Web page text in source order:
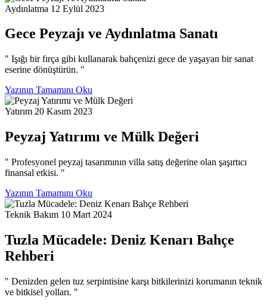
Aydınlatma 12 Eylül 2023
Gece Peyzajı ve Aydınlatma Sanatı
" Işığı bir fırça gibi kullanarak bahçenizi gece de yaşayan bir sanat
eserine dönüştürün. "
Yazının Tamamını Oku
Yatırım 20 Kasım 2023
Peyzaj Yatırımı ve Mülk Değeri
" Profesyonel peyzaj tasarımının villa satış değerine olan şaşırtıcı
finansal etkisi. "
Yazının Tamamını Oku
Teknik Bakım 10 Mart 2024
Tuzla Mücadele: Deniz Kenarı Bahçe
Rehberi
" Denizden gelen tuz serpintisine karşı bitkilerinizi korumanın teknik
ve bitkisel yolları. "